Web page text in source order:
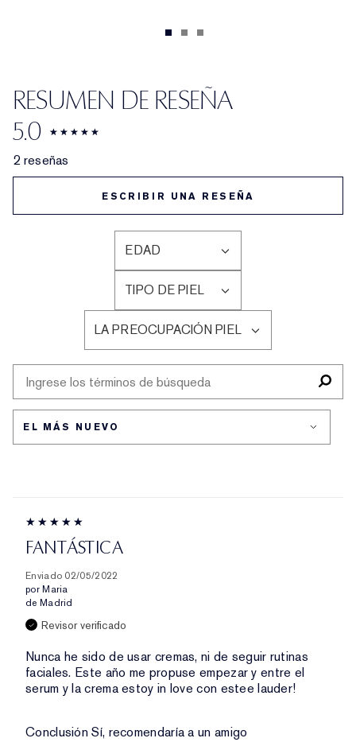
RESUMEN DE RESEÑA
5.0
2 reseñas
ESCRIBIR UNA RESEÑA
EDAD
FILTRAR
RESEÑAS
POR
EDAD
TIPO DE PIEL
FILTRAR
RESEÑAS
POR
TIPO
DE
PIEL
LA PREOCUPACIÓN PIEL
FILTRAR
RESEÑAS
LA
PIEL
FANTÁSTICA
Enviado 02/05/2022
por Maria
de Madrid
Revisor verificado
Nunca he sido de usar cremas, ni de seguir rutinas
faciales. Este año me propuse empezar y entre el
serum y la crema estoy in love con estee lauder!
ConclusiónSí, recomendaría a un amigo